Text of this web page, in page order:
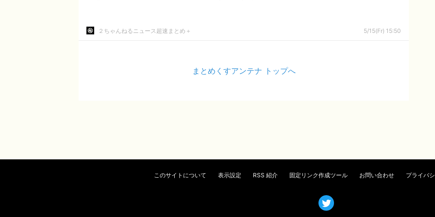
２ちゃんねるニュース超速まとめ＋ 5/15(Fr) 15:50
まとめくすアンテナ トップへ
このサイトについて 表示設定 RSS 紹介 固定リンク作成ツール お問い合わせ プライバ